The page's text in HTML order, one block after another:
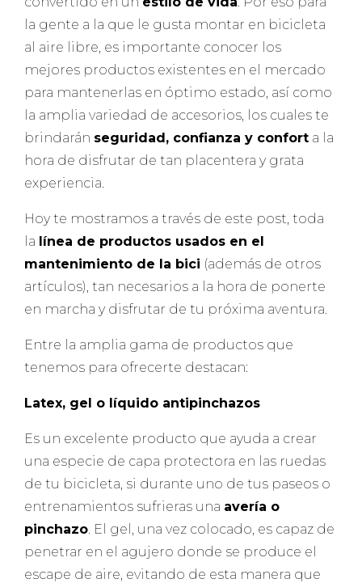
la gente a la que le gusta montar en bicicleta
al aire libre, es importante conocer los
mejores productos existentes en el mercado
para mantenerlas en óptimo estado, así como
la amplia variedad de accesorios, los cuales te
brindarán seguridad, confianza y conforta la
hora de disfrutar de tan placentera y grata
experiencia.
Hoy te mostramos a través de este post, toda
la línea de productos usados en el
mantenimiento de la bici (además de otros
artículos), tan necesarios a la hora de ponerte
en marcha y disfrutar de tu próxima aventura.
Entre la amplia gama de productos que
tenemos para ofrecerte destacan:
Latex, gel o líquido antipinchazos
Es un excelente producto que ayuda a crear
una especie de capa protectora en las ruedas
de tu bicicleta, si durante uno de tus paseos o
entrenamientos sufrieras una avería o
pinchazo. El gel, una vez colocado, es capaz de
penetrar en el agujero donde se produce el
escape de aire, evitando de esta manera que